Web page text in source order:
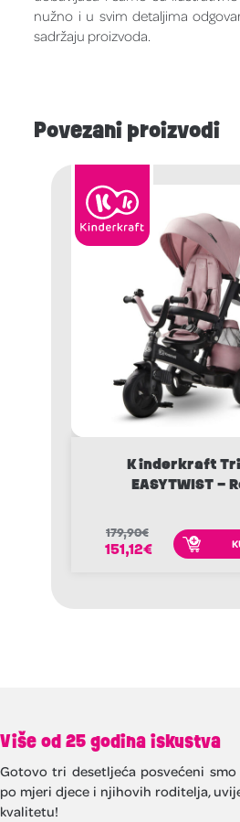
nužno i u svim detaljima
sadržaju proizvoda.
Povezani proizvodi
Kinderkraft
EASYTWIST –
179,90€
151,12€
Više od 25 godina iskustva
Gotovo tri desetljeća posvećeni
po mjeri djece i njihovih roditelja,
kvalitetu!